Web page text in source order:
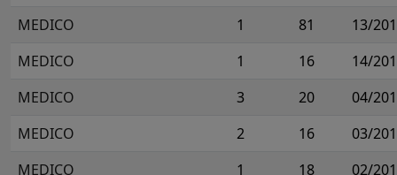
MEDICO
1 81
13/
MEDICO
1 16
14/
MEDICO
3 20
04/
MEDICO
2 16
03/
MEDICO
1 18 02/